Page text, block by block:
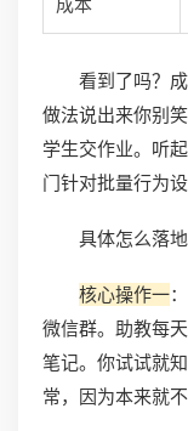
看到了吗？
做法说出来你别
学生交作业。听
门针对批量行为
具体怎么落地
核心操作一
微信群。助教每
笔记。你试试就
常，因为本来就不